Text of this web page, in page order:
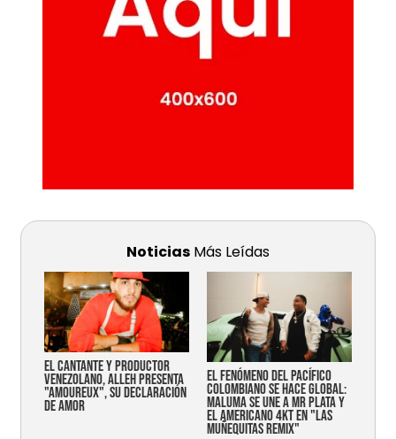
Noticias Más Leídas
EL CANTANTE Y PRODUCTOR
VENEZOLANO, ALLEH PRESENTA
"AMOUREUX", SU DECLARACIÓN
DE AMOR
EL FENÓMENO DEL PACÍFICO
COLOMBIANO SE HACE GLOBAL:
MALUMA SE UNE A MR PLATA Y
EL AMERICANO 4KT EN "LAS
MUÑEQUITAS REMIX"